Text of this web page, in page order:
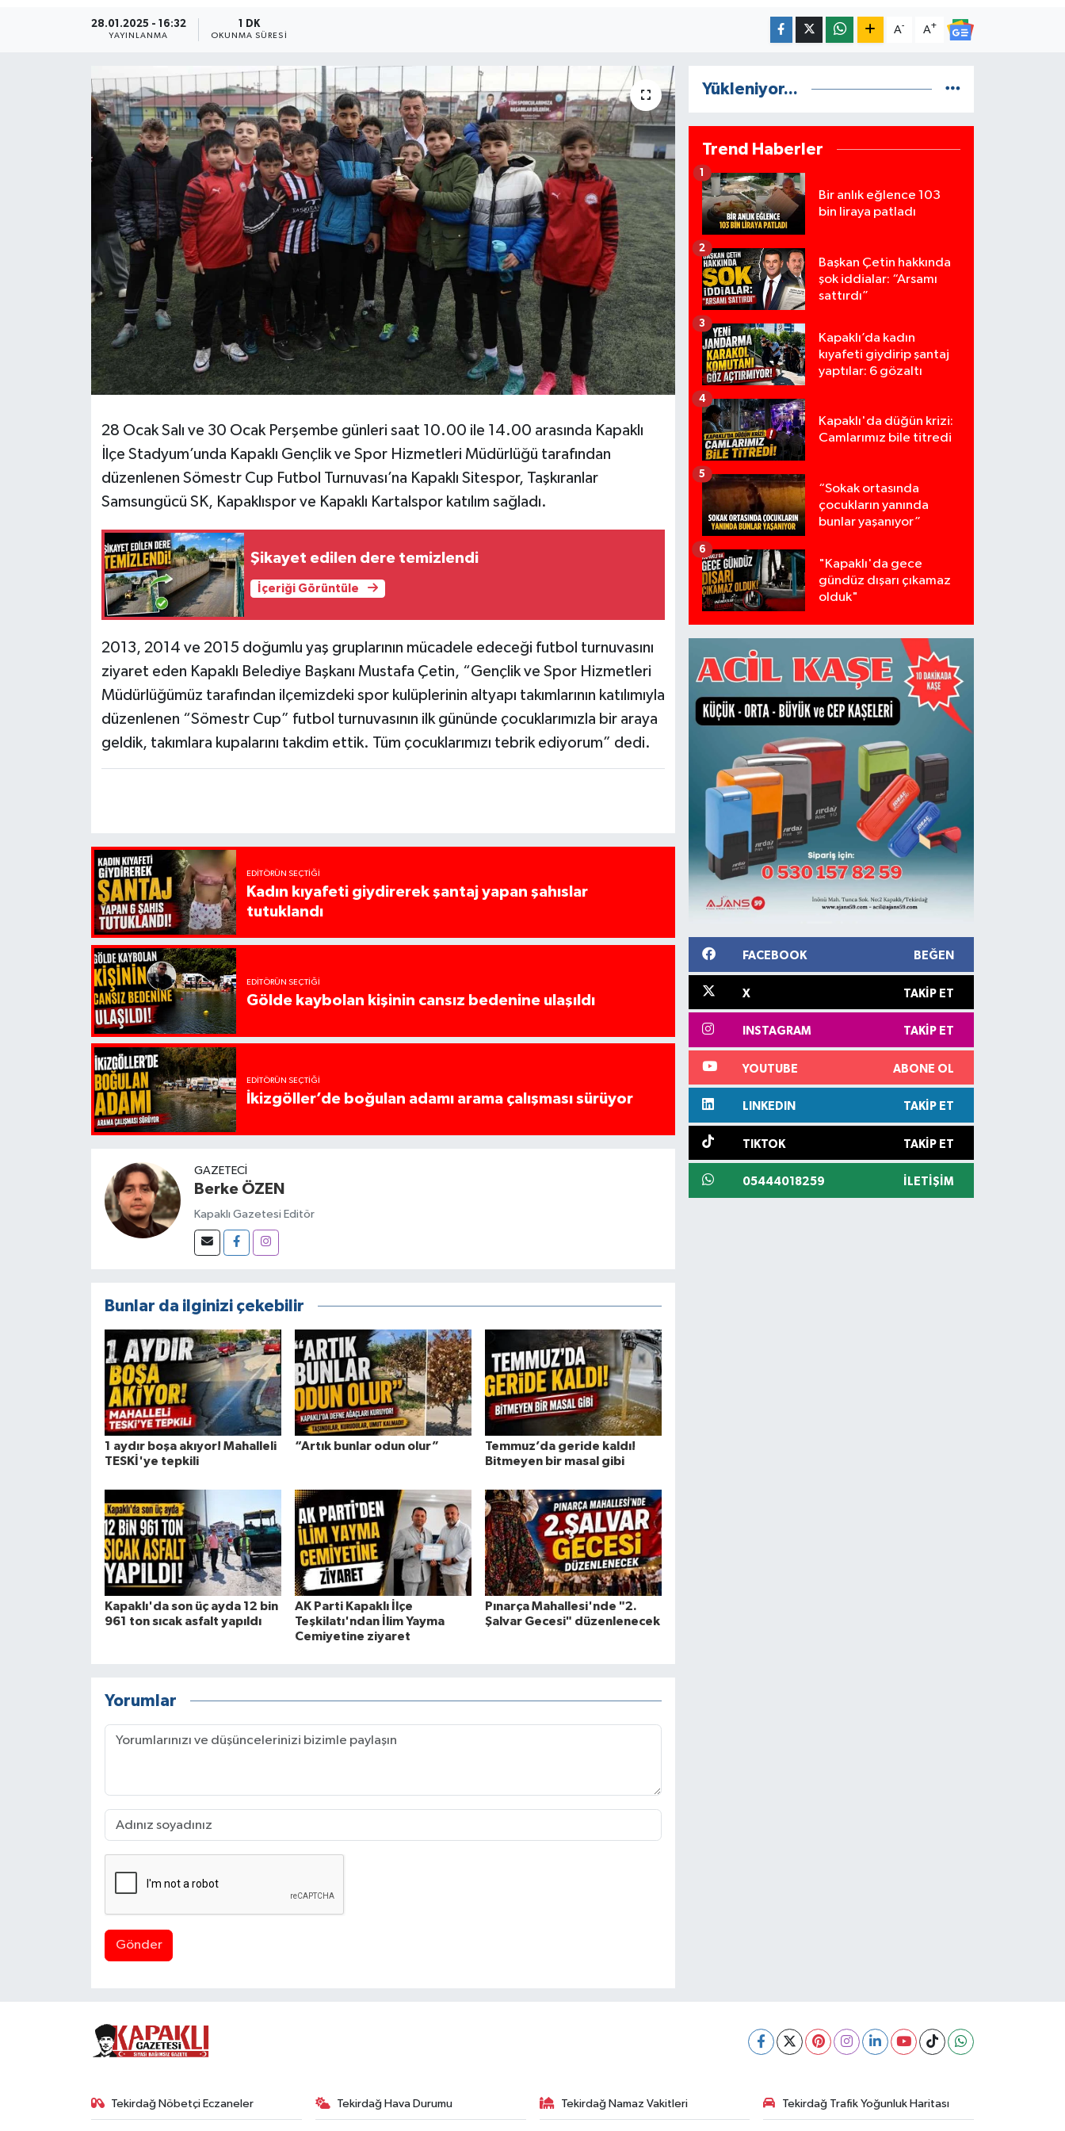
28.01.2025 - 16:32
YAYINLANMA
1 DK
OKUNMA SÜRESI
A- A+
28 Ocak Salı ve 30 Ocak Perşembe günleri saat 10.00 ile 14.00 arasında Kapaklı
İlçe Stadyum’unda Kapaklı Gençlik ve Spor Hizmetleri Müdürlüğü tarafından
düzenlenen Sömestr Cup Futbol Turnuvası’na Kapaklı Sitespor, Taşkıranlar
Samsungücü SK, Kapaklıspor ve Kapaklı Kartalspor katılım sağladı.
Şikayet edilen dere temizlendi
İçeriği Görüntüle
2013, 2014 ve 2015 doğumlu yaş gruplarının mücadele edeceği futbol turnuvasını
ziyaret eden Kapaklı Belediye Başkanı Mustafa Çetin, “Gençlik ve Spor Hizmetleri
Müdürlüğümüz tarafından ilçemizdeki spor kulüplerinin altyapı takımlarının katılımıyla
düzenlenen “Sömestr Cup” futbol turnuvasının ilk gününde çocuklarımızla bir araya
geldik, takımlara kupalarını takdim ettik. Tüm çocuklarımızı tebrik ediyorum” dedi.
EDITÖRÜN SEÇTIĞI
Kadın kıyafeti giydirerek şantaj yapan şahıslar
tutuklandı
EDITÖRÜN SEÇTIĞI
Gölde kaybolan kişinin cansız bedenine ulaşıldı
EDITÖRÜN SEÇTIĞI
İkizgöller’de boğulan adamı arama çalışması sürüyor
GAZETECI
Berke ÖZEN
Kapaklı Gazetesi Editör
Bunlar da ilginizi çekebilir
1 aydır boşa akıyor! Mahalleli
TESKİ'ye tepkili
“Artık bunlar odun olur”
Temmuz’da geride kaldı!
Bitmeyen bir masal gibi
Kapaklı'da son üç ayda 12 bin
961 ton sıcak asfalt yapıldı
AK Parti Kapaklı İlçe
Teşkilatı'ndan İlim Yayma
Cemiyetine ziyaret
Pınarça Mahallesi'nde "2.
Şalvar Gecesi" düzenlenecek
Yorumlar
Gönder
Yükleniyor...
Trend Haberler
Bir anlık eğlence 103
bin liraya patladı
1
Başkan Çetin hakkında
şok iddialar: “Arsamı
sattırdı”
2
Kapaklı’da kadın
kıyafeti giydirip şantaj
yaptılar: 6 gözaltı
3
Kapaklı'da düğün krizi:
Camlarımız bile titredi
4
“Sokak ortasında
çocukların yanında
bunlar yaşanıyor”
5
"Kapaklı'da gece
gündüz dışarı çıkamaz
olduk"
6
FACEBOOK BEĞEN
X TAKIP ET
INSTAGRAM TAKIP ET
YOUTUBE ABONE OL
LINKEDIN TAKIP ET
TIKTOK TAKIP ET
05444018259 İLETIŞIM
Tekirdağ Nöbetçi Eczaneler Tekirdağ Hava Durumu Tekirdağ Namaz Vakitleri Tekirdağ Trafik Yoğunluk Haritası
Ekonomi
Teknoloji